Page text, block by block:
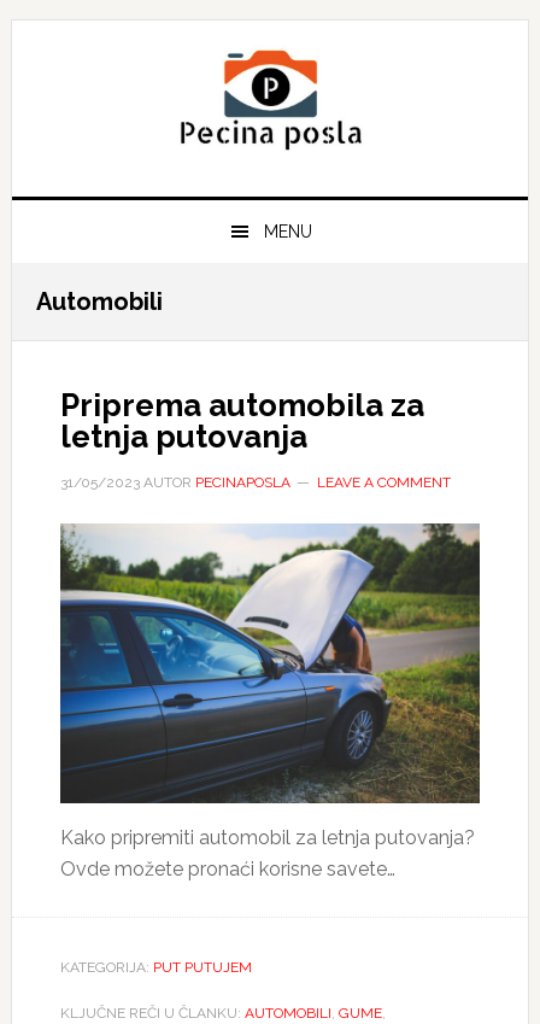
Skip
Skip
Skip
MENU
Automobili
Priprema automobila za
letnja putovanja
31/05/2023AUTOR PECINAPOSLA LEAVE A COMMENT
Kako pripremiti automobil za letnja putovanja?
Ovde možete pronaći korisne savete…
KATEGORIJA: PUT PUTUJEM
KLJUČNE REČI U ČLANKU: AUTOMOBILI, GUME,